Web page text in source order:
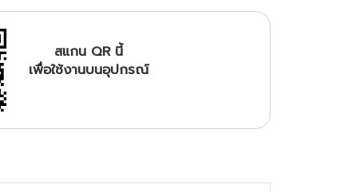
สแกน QR นี้
เพื่อใช้งานบนอุปกรณ์